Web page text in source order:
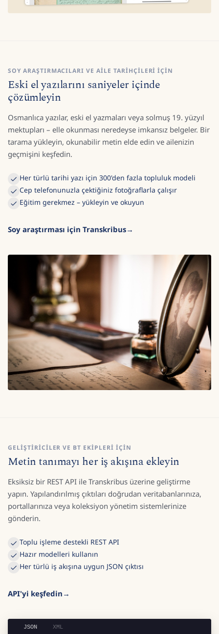
SOY ARAŞTIRMACILARI VE AILE TARIHÇILERI IÇIN
Eski el yazılarını saniyeler içinde
çözümleyin
Osmanlıca yazılar, eski el yazmaları veya solmuş 19. yüzyıl
mektupları – elle okunması neredeyse imkansız belgeler. Bir
tarama yükleyin, okunabilir metin elde edin ve ailenizin
geçmişini keşfedin.
Her türlü tarihi yazı için 300'den fazla topluluk modeli
Cep telefonunuzla çektiğiniz fotoğraflarla çalışır
Eğitim gerekmez – yükleyin ve okuyun
Soy araştırması için Transkribus
GELIŞTIRICILER VE BT EKIPLERI IÇIN
Metin tanımayı her iş akışına ekleyin
Eksiksiz bir REST API ile Transkribus üzerine geliştirme
yapın. Yapılandırılmış çıktıları doğrudan veritabanlarınıza,
portallarınıza veya koleksiyon yönetim sistemlerinize
gönderin.
Toplu işleme destekli REST API
Hazır modelleri kullanın
Her türlü iş akışına uygun JSON çıktısı
API'yi keşfedin
JSON XML